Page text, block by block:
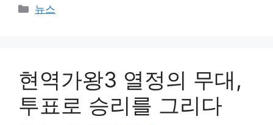
카
뉴스
현역가왕3 열정의 무대,
투표로 승리를 그리다